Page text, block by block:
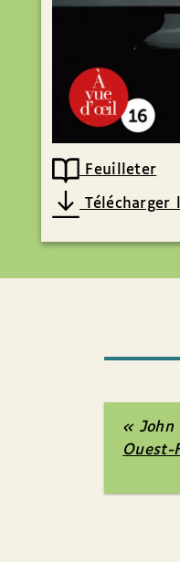
Feuilleter
« John
Ouest-